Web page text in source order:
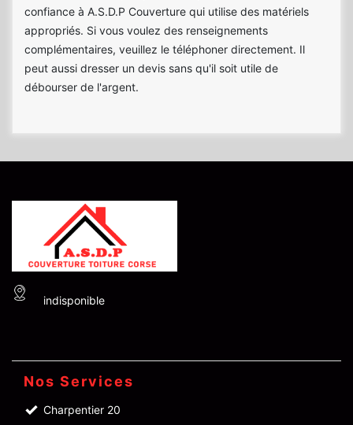
confiance à A.S.D.P Couverture qui utilise des matériels
appropriés. Si vous voulez des renseignements
complémentaires, veuillez le téléphoner directement. Il
peut aussi dresser un devis sans qu'il soit utile de
débourser de l'argent.
indisponible
Nos Services
Charpentier 20